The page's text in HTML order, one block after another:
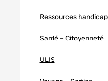
Ressources handicap
Santé – Citoyenneté
ULIS